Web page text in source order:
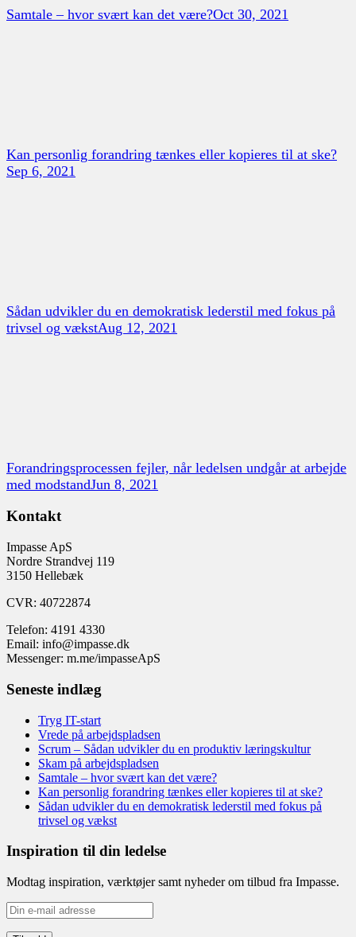
Samtale – hvor svært kan det være?Oct 30, 2021
Kan personlig forandring tænkes eller kopieres til at ske?
Sep 6, 2021
Sådan udvikler du en demokratisk lederstil med fokus på
trivsel og vækstAug 12, 2021
Forandringsprocessen fejler, når ledelsen undgår at arbejde
med modstandJun 8, 2021
Kontakt
Impasse ApS
Nordre Strandvej 119
3150 Hellebæk
CVR: 40722874
Telefon: 4191 4330
Email: info@impasse.dk
Messenger: m.me/impasseApS
Seneste indlæg
Tryg IT-start
Vrede på arbejdspladsen
Scrum – Sådan udvikler du en produktiv læringskultur
Skam på arbejdspladsen
Samtale – hvor svært kan det være?
Kan personlig forandring tænkes eller kopieres til at ske?
Sådan udvikler du en demokratisk lederstil med fokus på
trivsel og vækst
Inspiration til din ledelse
Modtag inspiration, værktøjer samt nyheder om tilbud fra Impasse.